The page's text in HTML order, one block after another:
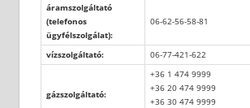
áramszolgáltató
(telefonos
ügyfélszolgálat):
06-62-56-58-81
vízszolgáltató: 06-77-421-622
gázszolgáltató:
+36 1 474 9999
+36 20 474 9999
+36 30 474 9999